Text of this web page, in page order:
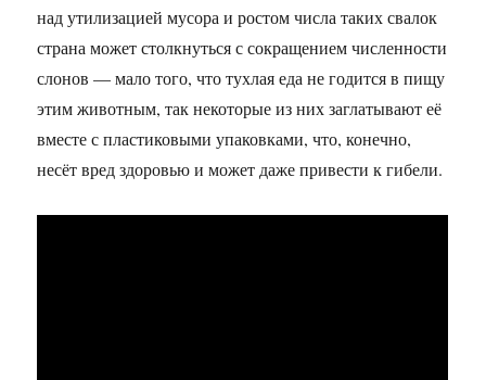
над утилизацией мусора и ростом числа таких свалок
страна может столкнуться с сокращением численности
слонов — мало того, что тухлая еда не годится в пищу
этим животным, так некоторые из них заглатывают её
вместе с пластиковыми упаковками, что, конечно,
несёт вред здоровью и может даже привести к гибели.